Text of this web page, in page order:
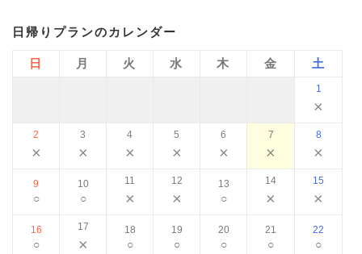
日帰りプランのカレンダー
日 月 火 水 木 金 土
1
×
2
×
3
×
4
×
5
×
6
×
7
×
8
×
9
○
10
○
11
×
12
×
13
○
14
×
15
×
16
○
17
×
18
○
19
○
20
○
21
○
22
○